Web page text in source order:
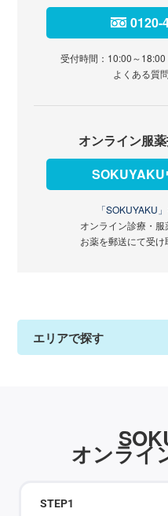
0120-
受付時間：10:00～18:00
よくある質
オンライン服
「SOKUYAKU」
オンライン診療・
お薬を郵送にて受
エリアで探す
オンライ
STEP1